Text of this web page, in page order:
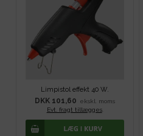
Limpistol effekt 40 W.
DKK 101,60
ekskl. moms
Evt. fragt tillægges.